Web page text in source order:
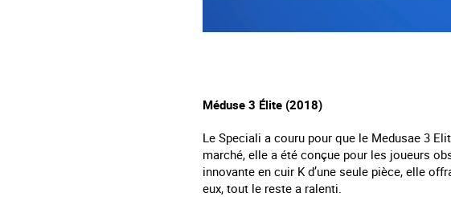
Méduse 3 Élite (2018)
Le Speciali a couru pour que le Medusae 3
marché, elle a été conçue pour les joueurs
innovante en cuir K d’une seule pièce, elle
eux, tout le reste a ralenti.